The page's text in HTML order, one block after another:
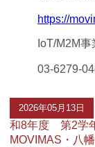
https://
IoT/M2M事
03-6279-
2026年05月13日
和8年度 第2学
MOVIMAS・八